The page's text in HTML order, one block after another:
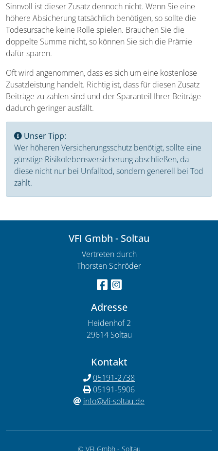
Sinnvoll ist dieser Zusatz dennoch nicht. Wenn Sie eine
höhere Absicherung tatsächlich benötigen, so sollte die
Todesursache keine Rolle spielen. Brauchen Sie die
doppelte Summe nicht, so können Sie sich die Prämie
dafür sparen.
Oft wird angenommen, dass es sich um eine kostenlose
Zusatzleistung handelt. Richtig ist, dass für diesen Zusatz
Beiträge zu zahlen sind und der Sparanteil Ihrer Beiträge
dadurch geringer ausfällt.
Unser Tipp:
Wer höheren Versicherungsschutz benötigt, sollte eine
günstige Risikolebensversicherung abschließen, da
diese nicht nur bei Unfalltod, sondern generell bei Tod
zahlt.
VFI Gmbh - Soltau
Vertreten durch
Thorsten Schröder
Adresse
Heidenhof 2
29614 Soltau
Kontakt
05191-2738
05191-5906
info@vfi-soltau.de
© VFI Gmbh - Soltau